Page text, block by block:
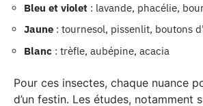
Bleu et violet : lavande, phacélie,
Jaune : tournesol, pissenlit, boutons
Blanc : trèfle, aubépine, acacia
Pour ces insectes, chaque nuance
d’un festin. Les études, notamment